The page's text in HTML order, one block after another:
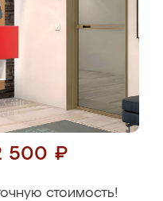
500 ₽
стоимость!